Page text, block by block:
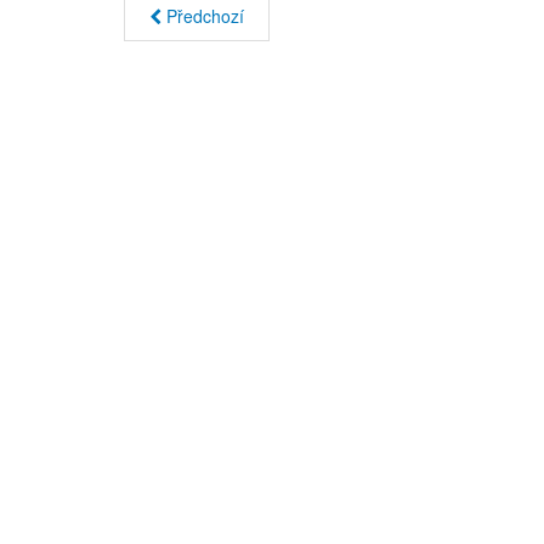
Předchozí